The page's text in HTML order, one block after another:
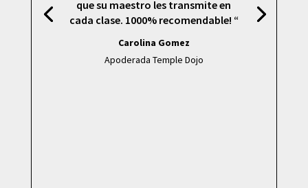
que su maestro les transmite en
cada clase. 1000% recomendable! “
Carolina Gomez
Apoderada Temple Dojo